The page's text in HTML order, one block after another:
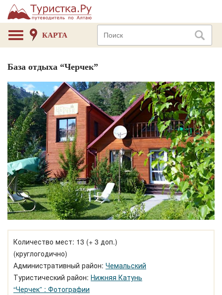
КАРТА
База отдыха “Черчек”
Количество мест: 13 (+ 3 доп.)
(круглогодично)
Административный район: Чемальский
Туристический район: Нижняя Катунь
“Черчек” : Фотографии